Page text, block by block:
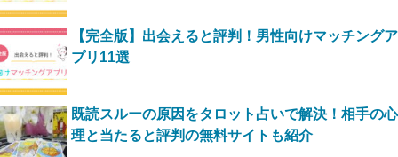
【完全版】出会えると評判！男性向けマッチングア
プリ11選
既読スルーの原因をタロット占いで解決！相手の心
理と当たると評判の無料サイトも紹介